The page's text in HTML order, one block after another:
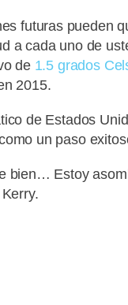
futuras pueden
a cada uno de
de 1.5 grados
2015.
de Estados
un paso
bien… Estoy